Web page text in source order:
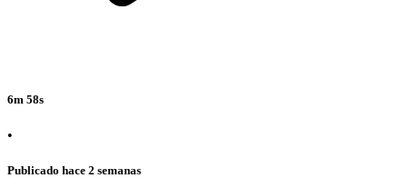
6m 58s
•
Publicado hace 2 semanas